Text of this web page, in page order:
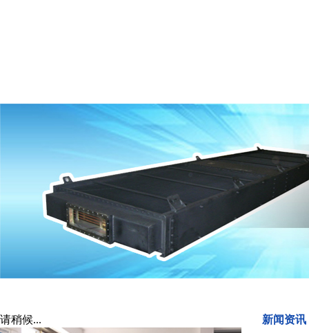
请稍候... 新闻资讯